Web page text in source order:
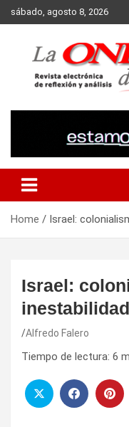
Skip
to
sábado, agosto 8, 2026
Home Israel:
Israel:
Alfredo Falero
Tiempo de lectura: 6